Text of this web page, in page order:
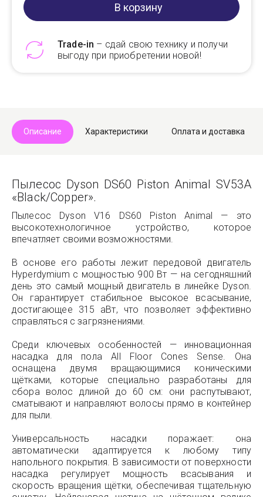
В корзину
Trade-in – сдай свою технику и получи
выгоду при приобретении новой!
Описание Характеристики Оплата и доставка
Пылесос Dyson DS60 Piston Animal SV53A
«Black/Copper».
Пылесос Dyson V16 DS60 Piston Animal — это
высокотехнологичное устройство, которое
впечатляет своими возможностями.
В основе его работы лежит передовой двигатель
Hyperdymium с мощностью 900 Вт — на сегодняшний
день это самый мощный двигатель в линейке Dyson.
Он гарантирует стабильное высокое всасывание,
достигающее 315 аВт, что позволяет эффективно
справляться с загрязнениями.
Среди ключевых особенностей — инновационная
насадка для пола All Floor Cones Sense. Она
оснащена двумя вращающимися коническими
щётками, которые специально разработаны для
сбора волос длиной до 60 см: они распутывают,
сматывают и направляют волосы прямо в контейнер
для пыли.
Универсальность насадки поражает: она
автоматически адаптируется к любому типу
напольного покрытия. В зависимости от поверхности
насадка регулирует мощность всасывания и
скорость вращения щётки, обеспечивая тщательную